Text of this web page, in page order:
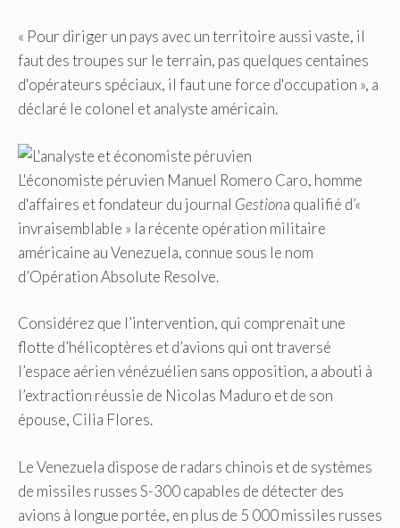
« Pour diriger un pays avec un territoire aussi vaste, il
faut des troupes sur le terrain, pas quelques centaines
d'opérateurs spéciaux, il faut une force d'occupation », a
déclaré le colonel et analyste américain.
L'économiste péruvien Manuel Romero Caro, homme
d'affaires et fondateur du journal Gestiona qualifié d’«
invraisemblable » la récente opération militaire
américaine au Venezuela, connue sous le nom
d’Opération Absolute Resolve.
Considérez que l’intervention, qui comprenait une
flotte d’hélicoptères et d’avions qui ont traversé
l’espace aérien vénézuélien sans opposition, a abouti à
l’extraction réussie de Nicolas Maduro et de son
épouse, Cilia Flores.
Le Venezuela dispose de radars chinois et de systèmes
de missiles russes S-300 capables de détecter des
avions à longue portée, en plus de 5 000 missiles russes